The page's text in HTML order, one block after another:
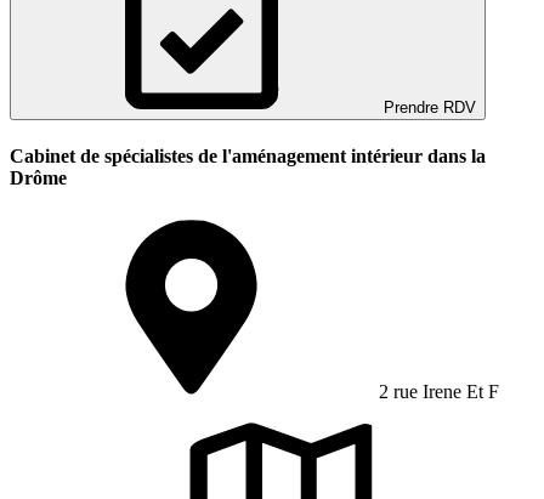
Prendre RDV
Cabinet de spécialistes de l'aménagement intérieur dans la
Drôme
2 rue Irene Et F